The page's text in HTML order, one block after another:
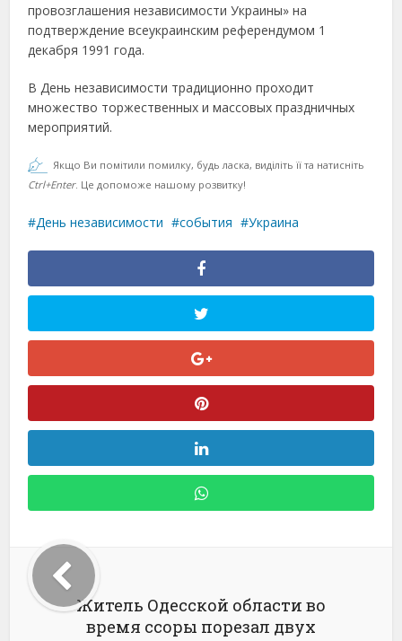
провозглашения независимости Украины» на
подтверждение всеукраинским референдумом 1
декабря 1991 года.
В День независимости традиционно проходит
множество торжественных и массовых праздничных
мероприятий.
Якщо Ви помітили помилку, будь ласка, виділіть її та натисніть
Ctrl+Enter. Це допоможе нашому розвитку!
День независимости события Украина
Житель Одесской области во
время ссоры порезал двух